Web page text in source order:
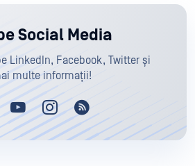
Social Media
LinkedIn, Facebook, Twitter și
multe informații!